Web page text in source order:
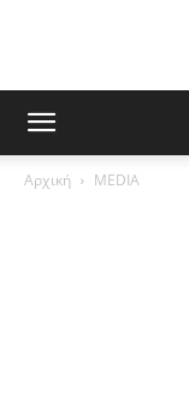
Αρχική MEDIA